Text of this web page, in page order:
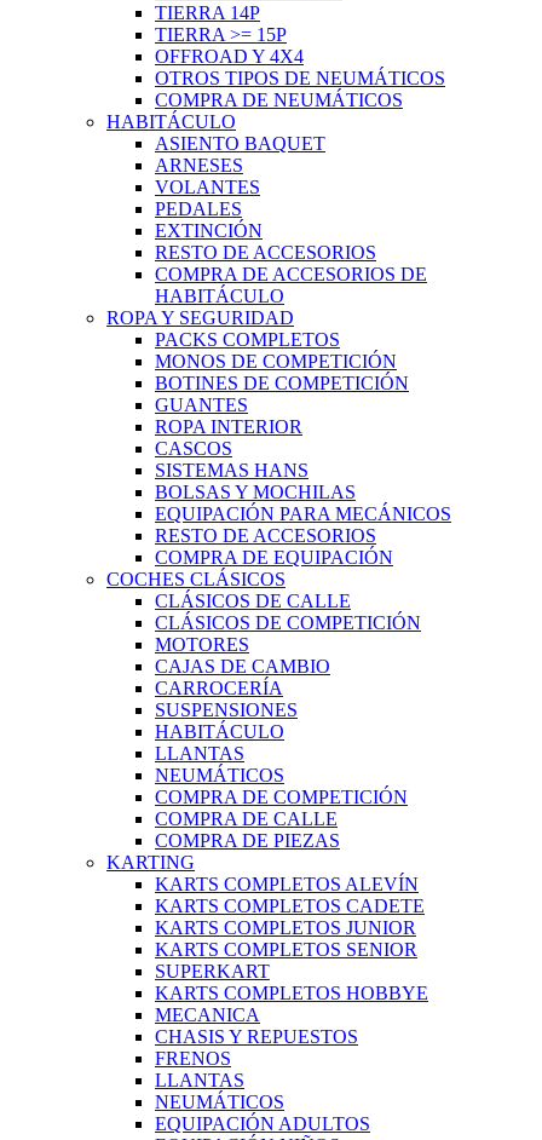
TIERRA 14P
TIERRA >= 15P
OFFROAD Y 4X4
OTROS TIPOS DE NEUMÁTICOS
COMPRA DE NEUMÁTICOS
HABITÁCULO
ASIENTO BAQUET
ARNESES
VOLANTES
PEDALES
EXTINCIÓN
RESTO DE ACCESORIOS
COMPRA DE ACCESORIOS DE
HABITÁCULO
ROPA Y SEGURIDAD
PACKS COMPLETOS
MONOS DE COMPETICIÓN
BOTINES DE COMPETICIÓN
GUANTES
ROPA INTERIOR
CASCOS
SISTEMAS HANS
BOLSAS Y MOCHILAS
EQUIPACIÓN PARA MECÁNICOS
RESTO DE ACCESORIOS
COMPRA DE EQUIPACIÓN
COCHES CLÁSICOS
CLÁSICOS DE CALLE
CLÁSICOS DE COMPETICIÓN
MOTORES
CAJAS DE CAMBIO
CARROCERÍA
SUSPENSIONES
HABITÁCULO
LLANTAS
NEUMÁTICOS
COMPRA DE COMPETICIÓN
COMPRA DE CALLE
COMPRA DE PIEZAS
KARTING
KARTS COMPLETOS ALEVÍN
KARTS COMPLETOS CADETE
KARTS COMPLETOS JUNIOR
KARTS COMPLETOS SENIOR
SUPERKART
KARTS COMPLETOS HOBBYE
MECANICA
CHASIS Y REPUESTOS
FRENOS
LLANTAS
NEUMÁTICOS
EQUIPACIÓN ADULTOS